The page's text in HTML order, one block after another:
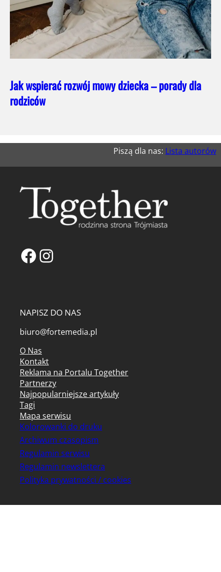
Jak wspierać rozwój mowy dziecka – porady dla
rodziców
Piszą dla nas: Lista autorów
Facebook
Instagram
NAPISZ DO NAS
biuro@fortemedia.pl
O Nas
Kontakt
Reklama na Portalu Together
Partnerzy
Najpopularniejsze artykuły
Tagi
Mapa serwisu
Kolorowanki do druku
Archiwum czasopism
Regulamin serwisu
Regulamin newslettera
Polityka prywatności / cookies